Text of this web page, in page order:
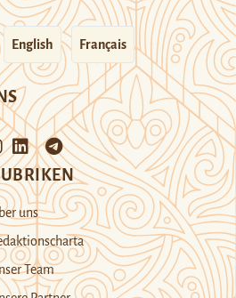
English Français
uns
Team